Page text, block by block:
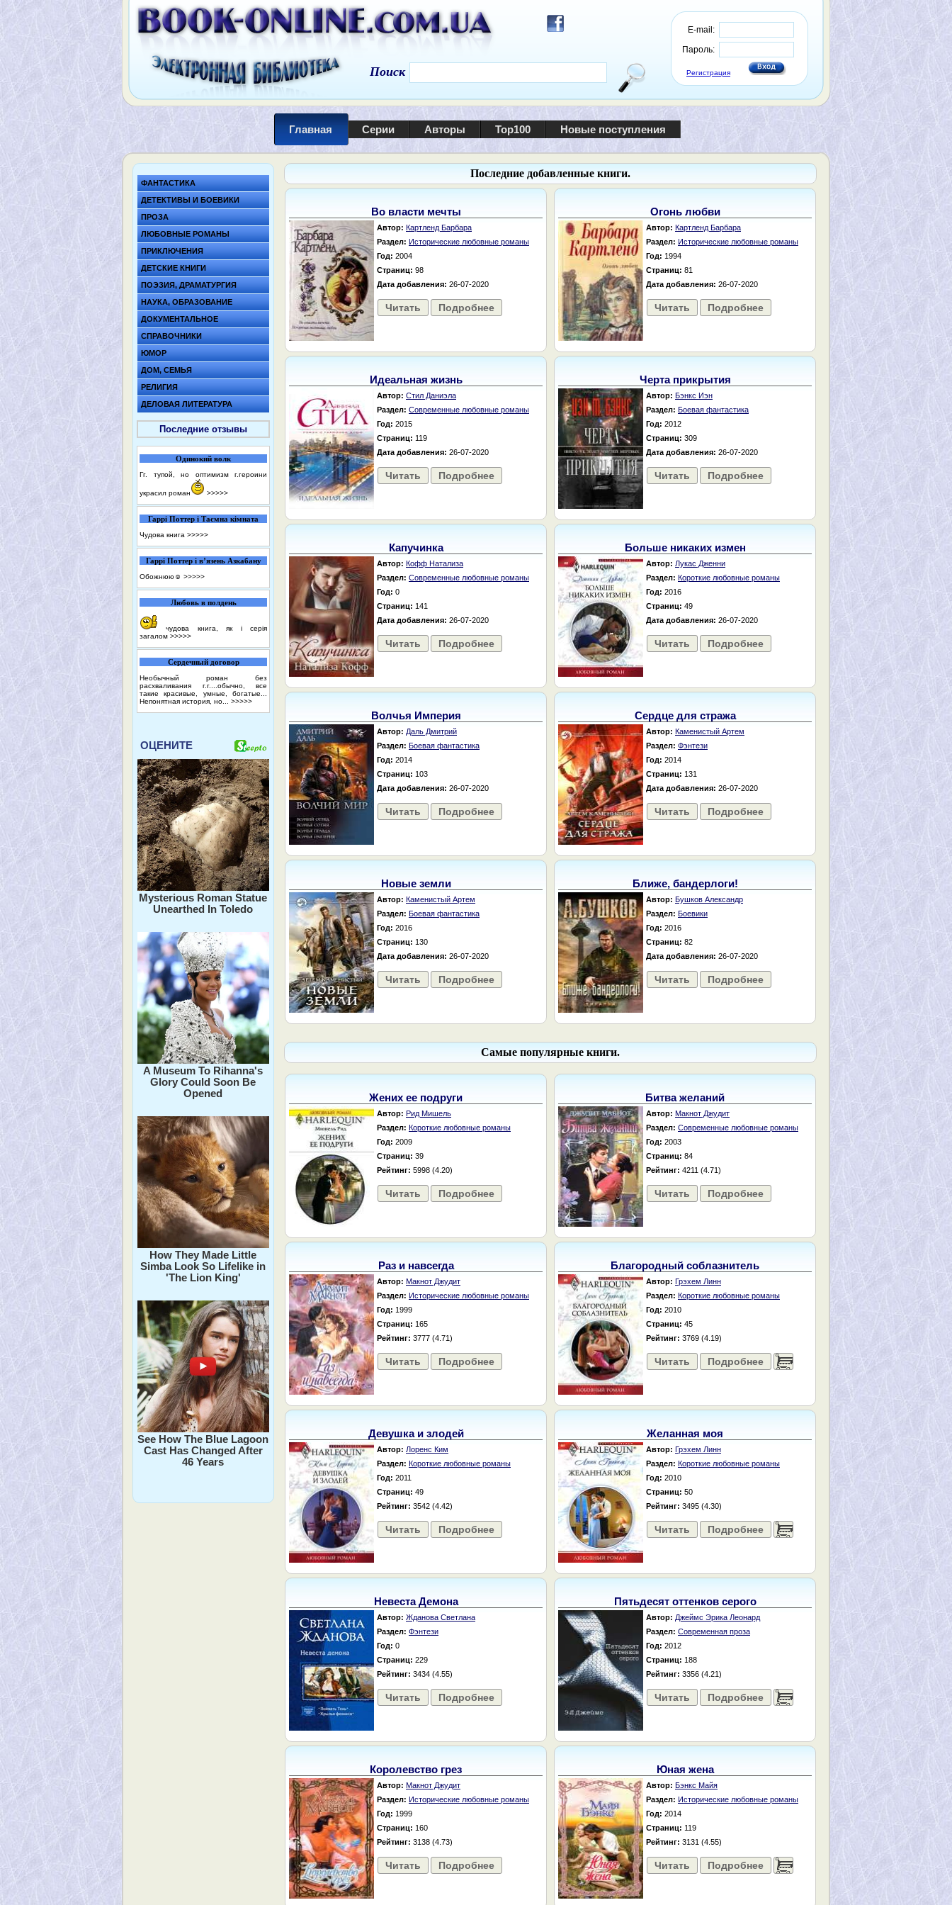
E-mail:
Пароль:
Регистрация
Поиск
Главная Серии Авторы Top100 Новые поступления
ФАНТАСТИКА
ДЕТЕКТИВЫ И БОЕВИКИ
ПРОЗА
ЛЮБОВНЫЕ РОМАНЫ
ПРИКЛЮЧЕНИЯ
ДЕТСКИЕ КНИГИ
ПОЭЗИЯ, ДРАМАТУРГИЯ
НАУКА, ОБРАЗОВАНИЕ
ДОКУМЕНТАЛЬНОЕ
СПРАВОЧНИКИ
ЮМОР
ДОМ, СЕМЬЯ
РЕЛИГИЯ
ДЕЛОВАЯ ЛИТЕРАТУРА
Последние отзывы
Одинокий волк
Гг. тупой, но оптимизм г.героини
украсил роман >>>>>
Гаррі Поттер і Таємна кімната
Чудова книга >>>>>
Гаррі Поттер і в’язень Азкабану
Обожнюю☺️ >>>>>
Любовь в полдень
чудова книга, як і серія
загалом >>>>>
Сердечный договор
Необычный роман без
расхваливания г.г....обычно, все
такие красивые, умные, богатые...
Непонятная история, но... >>>>>
ОЦЕНИТЕ
Mysterious Roman Statue
Unearthed In Toledo
A Museum To Rihanna's
Glory Could Soon Be
Opened
How They Made Little
Simba Look So Lifelike in
'The Lion King'
See How The Blue Lagoon
Cast Has Changed After
46 Years
Последние добавленные книги.
Во власти мечты
Автор: Картленд Барбара
Раздел: Исторические любовные романы
Год: 2004
Страниц: 98
Дата добавления: 26-07-2020
Читать Подробнее
Огонь любви
Автор: Картленд Барбара
Раздел: Исторические любовные романы
Год: 1994
Страниц: 81
Дата добавления: 26-07-2020
Читать Подробнее
Идеальная жизнь
Автор: Стил Даниэла
Раздел: Современные любовные романы
Год: 2015
Страниц: 119
Дата добавления: 26-07-2020
Читать Подробнее
Черта прикрытия
Автор: Бэнкс Иэн
Раздел: Боевая фантастика
Год: 2012
Страниц: 309
Дата добавления: 26-07-2020
Читать Подробнее
Капучинка
Автор: Кофф Натализа
Раздел: Современные любовные романы
Год: 0
Страниц: 141
Дата добавления: 26-07-2020
Читать Подробнее
Больше никаких измен
Автор: Лукас Дженни
Раздел: Короткие любовные романы
Год: 2016
Страниц: 49
Дата добавления: 26-07-2020
Читать Подробнее
Волчья Империя
Автор: Даль Дмитрий
Раздел: Боевая фантастика
Год: 2014
Страниц: 103
Дата добавления: 26-07-2020
Читать Подробнее
Сердце для стража
Автор: Каменистый Артем
Раздел: Фэнтези
Год: 2014
Страниц: 131
Дата добавления: 26-07-2020
Читать Подробнее
Новые земли
Автор: Каменистый Артем
Раздел: Боевая фантастика
Год: 2016
Страниц: 130
Дата добавления: 26-07-2020
Читать Подробнее
Ближе, бандерлоги!
Автор: Бушков Александр
Раздел: Боевики
Год: 2016
Страниц: 82
Дата добавления: 26-07-2020
Читать Подробнее
Самые популярные книги.
Жених ее подруги
Автор: Рид Мишель
Раздел: Короткие любовные романы
Год: 2009
Страниц: 39
Рейтинг: 5998 (4.20)
Читать Подробнее
Битва желаний
Автор: Макнот Джудит
Раздел: Современные любовные романы
Год: 2003
Страниц: 84
Рейтинг: 4211 (4.71)
Читать Подробнее
Раз и навсегда
Автор: Макнот Джудит
Раздел: Исторические любовные романы
Год: 1999
Страниц: 165
Рейтинг: 3777 (4.71)
Читать Подробнее
Благородный соблазнитель
Автор: Грэхем Линн
Раздел: Короткие любовные романы
Год: 2010
Страниц: 45
Рейтинг: 3769 (4.19)
Читать Подробнее ......
Девушка и злодей
Автор: Лоренс Ким
Раздел: Короткие любовные романы
Год: 2011
Страниц: 49
Рейтинг: 3542 (4.42)
Читать Подробнее
Желанная моя
Автор: Грэхем Линн
Раздел: Короткие любовные романы
Год: 2010
Страниц: 50
Рейтинг: 3495 (4.30)
Читать Подробнее ......
Невеста Демона
Автор: Жданова Светлана
Раздел: Фэнтези
Год: 0
Страниц: 229
Рейтинг: 3434 (4.55)
Читать Подробнее
Пятьдесят оттенков серого
Автор: Джеймс Эрика Леонард
Раздел: Современная проза
Год: 2012
Страниц: 188
Рейтинг: 3356 (4.21)
Читать Подробнее ......
Королевство грез
Автор: Макнот Джудит
Раздел: Исторические любовные романы
Год: 1999
Страниц: 160
Рейтинг: 3138 (4.73)
Читать Подробнее
Юная жена
Автор: Бэнкс Майя
Раздел: Исторические любовные романы
Год: 2014
Страниц: 119
Рейтинг: 3131 (4.55)
Читать Подробнее ......